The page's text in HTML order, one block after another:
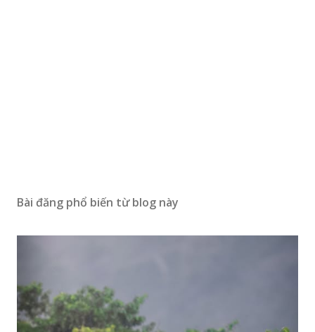
Bài đăng phổ biến từ blog này